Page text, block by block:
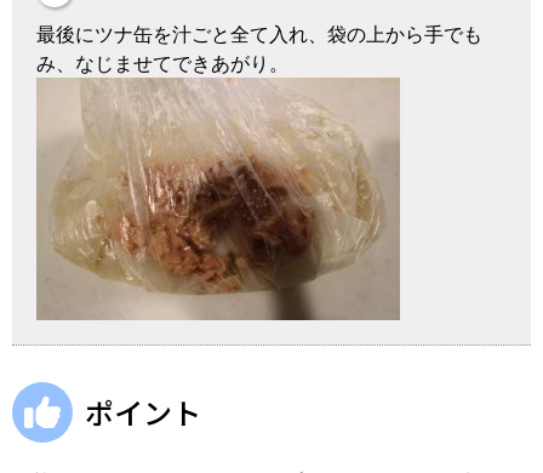
最後にツナ缶を汁ごと全て入れ、袋の上から手でも
み、なじませてできあがり。
ポイント